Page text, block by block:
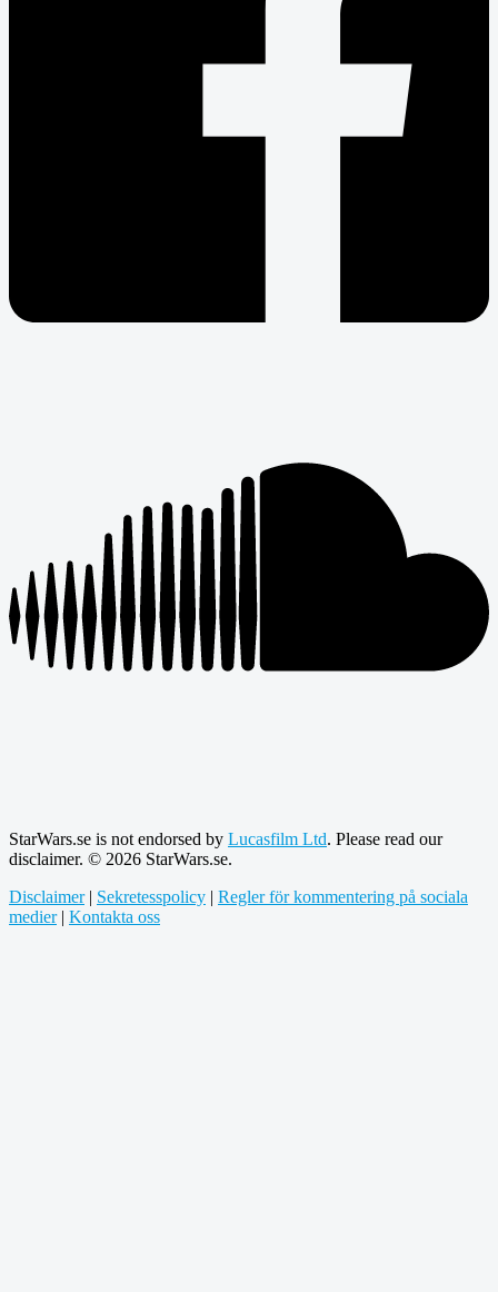
StarWars.se is not endorsed by Lucasfilm Ltd. Please read our
disclaimer. © 2026 StarWars.se.
Disclaimer| Sekretesspolicy | Regler för kommentering på sociala
medier| Kontakta oss